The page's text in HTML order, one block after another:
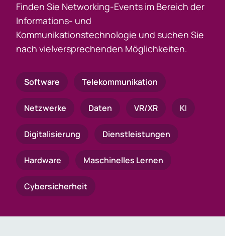
Finden Sie Networking-Events im Bereich der
Informations- und
Kommunikationstechnologie und suchen Sie
nach vielversprechenden Möglichkeiten.
Software Telekommunikation
Netzwerke Daten VR/XR KI
Digitalisierung Dienstleistungen
Hardware Maschinelles Lernen
Cybersicherheit